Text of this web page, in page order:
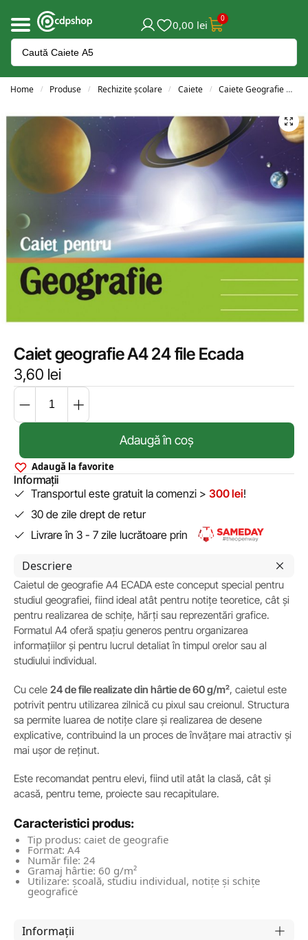
0,00 lei 0
Home / Produse / Rechizite școlare / Caiete / Caiete Geografie
Caiet geografie A4 24 file Ecada
3,60 lei
Adaugă în coș
Adaugă la favorite
Informații
Transportul este gratuit la comenzi > 300 lei!
30 de zile drept de retur
Livrare în 3 - 7 zile lucrătoare prin
Descriere
Caietul de geografie A4 ECADA este conceput special pentru
studiul geografiei, fiind ideal atât pentru notițe teoretice, cât și
pentru realizarea de schițe, hărți sau reprezentări grafice.
Formatul A4 oferă spațiu generos pentru organizarea
informațiilor și pentru lucrul detaliat în timpul orelor sau al
studiului individual.
Cu cele 24 de file realizate din hârtie de 60 g/m², caietul este
potrivit pentru utilizarea zilnică cu pixul sau creionul. Structura
sa permite luarea de notițe clare și realizarea de desene
explicative, contribuind la un proces de învățare mai atractiv și
mai ușor de reținut.
Este recomandat pentru elevi, fiind util atât la clasă, cât și
acasă, pentru teme, proiecte sau recapitulare.
Caracteristici produs:
Tip produs: caiet de geografie
Format: A4
Număr file: 24
Gramaj hârtie: 60 g/m²
Utilizare: școală, studiu individual, notițe și schițe
geografice
Informații